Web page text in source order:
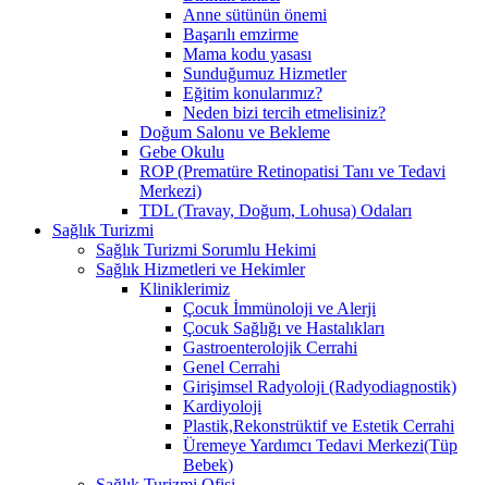
Anne sütünün önemi
Başarılı emzirme
Mama kodu yasası
Sunduğumuz Hizmetler
Eğitim konularımız?
Neden bizi tercih etmelisiniz?
Doğum Salonu ve Bekleme
Gebe Okulu
ROP (Prematüre Retinopatisi Tanı ve Tedavi
Merkezi)
TDL (Travay, Doğum, Lohusa) Odaları
Sağlık Turizmi
Sağlık Turizmi Sorumlu Hekimi
Sağlık Hizmetleri ve Hekimler
Kliniklerimiz
Çocuk İmmünoloji ve Alerji
Çocuk Sağlığı ve Hastalıkları
Gastroenterolojik Cerrahi
Genel Cerrahi
Girişimsel Radyoloji (Radyodiagnostik)
Kardiyoloji
Plastik,Rekonstrüktif ve Estetik Cerrahi
Üremeye Yardımcı Tedavi Merkezi(Tüp
Bebek)